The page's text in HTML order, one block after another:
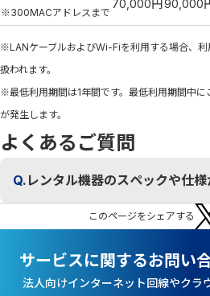
※300MACアドレスまで
70,000円90,000
※LANケーブルおよびWi-Fiを利用する場合、
扱われます。
※最低利用期間は1年間です。最低利用期間中
が発生します。
よくあるご質問
Q. レンタル機器のスペックや仕様
このページをシェアする
サービスに関するお問い
法人向けインターネット回線やクラ